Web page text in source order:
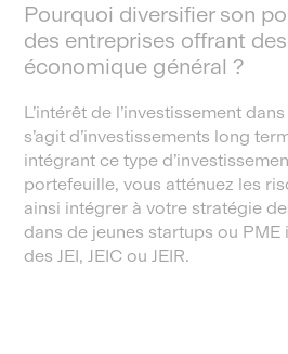
Pourquoi diversifier son
des entreprises offrant
économique général ?
L’intérêt de l’investissement dans
s’agit d’investissements long
intégrant ce type
portefeuille, vous atténuez les
ainsi intégrer à votre stratégie
dans de jeunes startups ou
des JEI, JEIC ou JEIR.